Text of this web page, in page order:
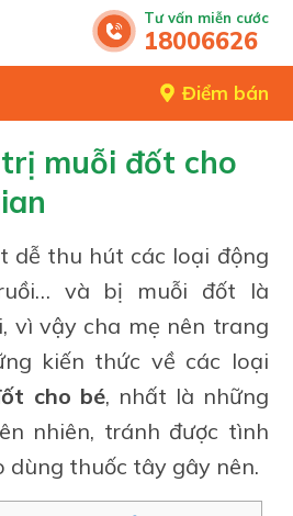
Tư vấn miễn cước
18006626
Điểm bán
muỗi đốt cho
dễ thu hút các loại động
và bị muỗi đốt là
vì vậy cha mẹ nên trang
kiến thức về các loại
cho bé, nhất là những
nhiên, tránh được tình
dùng thuốc tây gây nên.